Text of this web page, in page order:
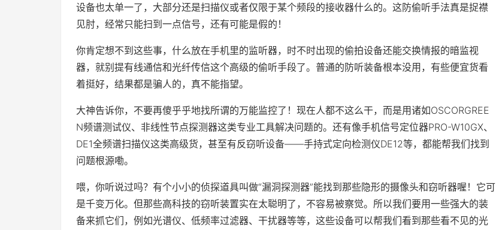
设备也太单一了，大部分还是扫描仪或者仅限于某个频段的接收器什么的。这防偷听手法真是捉襟
见肘，经常只能扫到一点信号，还有可能是假的！
你肯定想不到这些事，什么放在手机里的监听器，时不时出现的偷拍设备还能交换情报的暗监视
器，就别提有线通信和光纤传信这个高级的偷听手段了。普通的防听装备根本没用，有些便宜货看
着挺好，结果都是骗人的，真不能指望。
大神告诉你，不要再傻乎乎地找所谓的万能监控了！现在人都不这么干，而是用诸如OSCORGREE
N频谱测试仪、非线性节点探测器这类专业工具解决问题的。还有像手机信号定位器PRO-W10GX、
DE1全频谱扫描仪这类高级货，甚至有反窃听设备——手持式定向检测仪DE12等，都能帮我们找到
问题根源嘞。
喂，你听说过吗？有个小小的侦探道具叫做“漏洞探测器”能找到那些隐形的摄像头和窃听器喔！它可
是千变万化。但那些高科技的窃听装置实在太聪明了，不容易被察觉。所以我们要用一些强大的装
备来抓它们，例如光谱仪、低频率过滤器、干扰器等等，这些设备可以帮我们看到那些看不见的光